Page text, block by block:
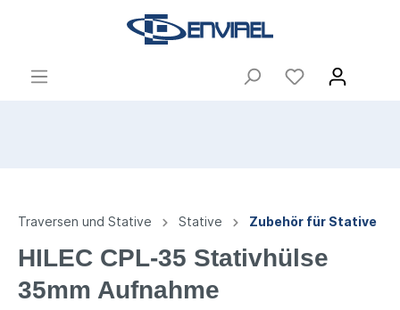
Traversen und Stative Stative Zubehör für Stative
HILEC CPL-35 Stativhülse
35mm Aufnahme